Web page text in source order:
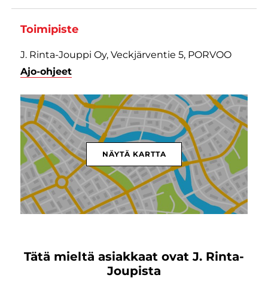
Toimipiste
J. Rinta-Jouppi Oy, Veckjärventie 5, PORVOO
Ajo-ohjeet
NÄYTÄ KARTTA
Tätä mieltä asiakkaat ovat J. Rinta-
Joupista